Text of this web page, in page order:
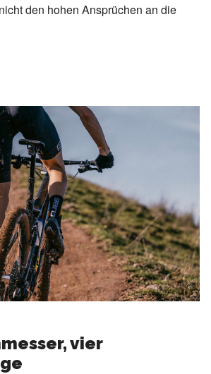
den hohen Ansprüchen an die
vier